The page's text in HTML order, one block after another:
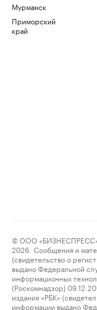
Мурманск
Приморский
край
© ООО
2026. Сообщения и
(свидетельство о
выдано Федеральной
информационных
(Роскомнадзор)
издания «РБК»
информации выдано